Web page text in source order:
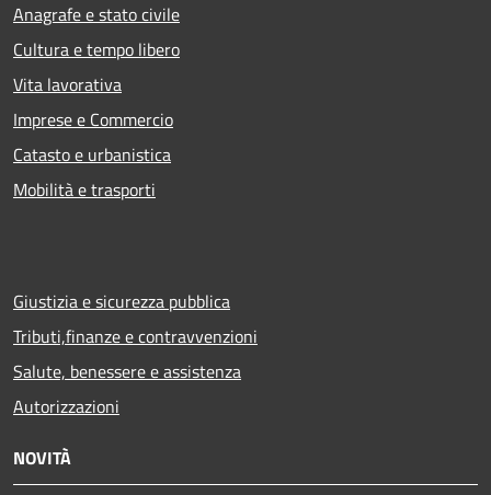
Anagrafe e stato civile
Cultura e tempo libero
Vita lavorativa
Imprese e Commercio
Catasto e urbanistica
Mobilità e trasporti
Giustizia e sicurezza pubblica
Tributi,finanze e contravvenzioni
Salute, benessere e assistenza
Autorizzazioni
NOVITÀ